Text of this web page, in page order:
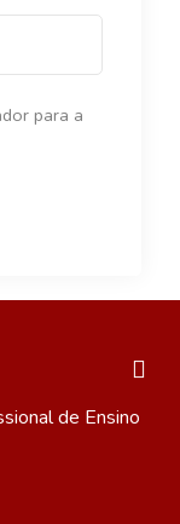
para a
de Ensino